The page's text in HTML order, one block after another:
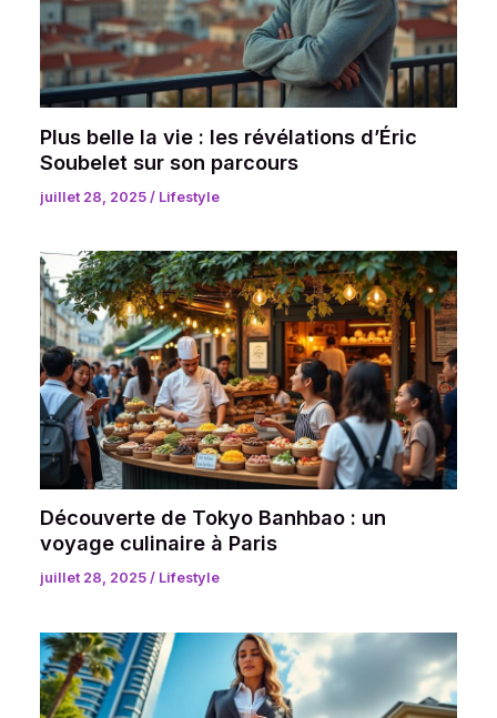
Plus belle la vie : les révélations d’Éric
Soubelet sur son parcours
juillet 28, 2025 / Lifestyle
Découverte de Tokyo Banhbao : un
voyage culinaire à Paris
juillet 28, 2025/ Lifestyle